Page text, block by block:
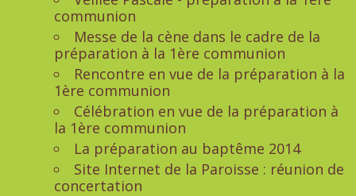
communion
Messe de la cène dans le cadre de la
préparation à la 1ère communion
Rencontre en vue de la préparation à la
1ère communion
Célébration en vue de la préparation à
la 1ère communion
La préparation au baptême 2014
Site Internet de la Paroisse : réunion de
concertation